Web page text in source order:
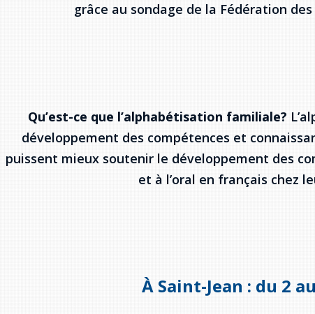
grâce au sondage de la Fédération
Qu’est-ce que l’alphabétisation familiale?
développement des compétences et
puissent mieux soutenir le développement des
et à l’oral en français chez
À Saint-Jean : du 2